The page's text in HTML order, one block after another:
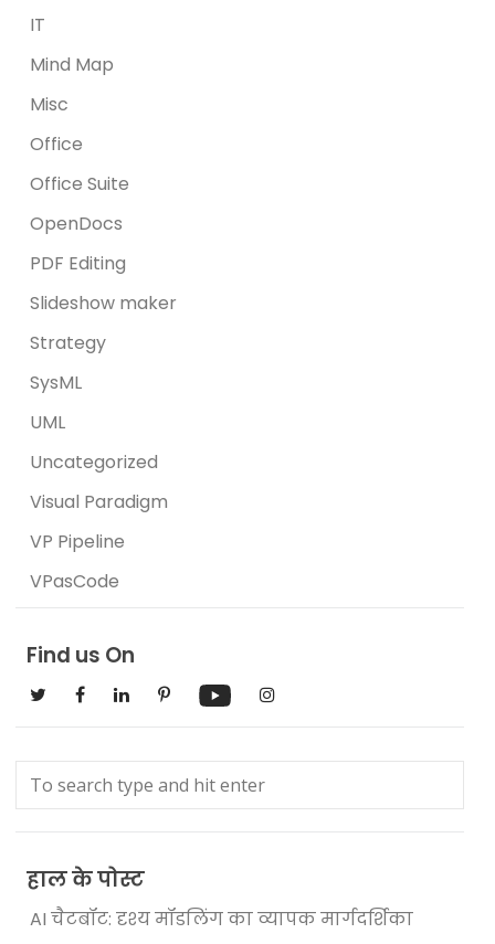
IT
Mind Map
Misc
Office
Office Suite
OpenDocs
PDF Editing
Slideshow maker
Strategy
SysML
UML
Uncategorized
Visual Paradigm
VP Pipeline
VPasCode
Find us On
हाल के पोस्ट
AI चैटबॉट: दृश्य मॉडलिंग का व्यापक मार्गदर्शिका